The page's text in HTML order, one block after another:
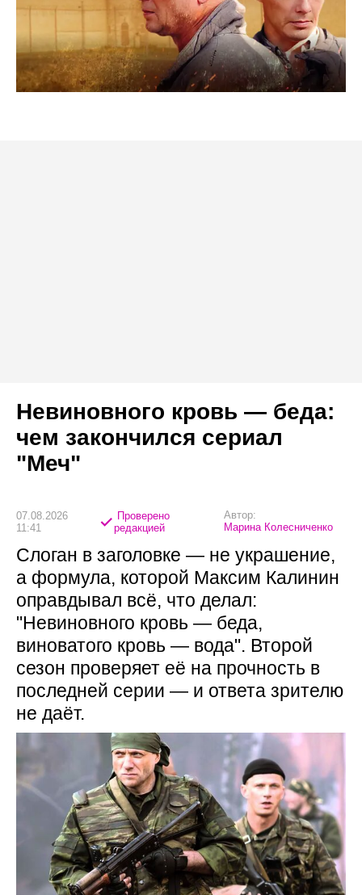
Невиновного кровь — беда:
чем закончился сериал
"Меч"
07.08.2026
11:41
Проверено
редакцией
Автор:
Марина Колесниченко
Слоган в заголовке — не украшение,
а формула, которой Максим Калинин
оправдывал всё, что делал:
"Невиновного кровь — беда,
виноватого кровь — вода". Второй
сезон проверяет её на прочность в
последней серии — и ответа зрителю
не даёт.